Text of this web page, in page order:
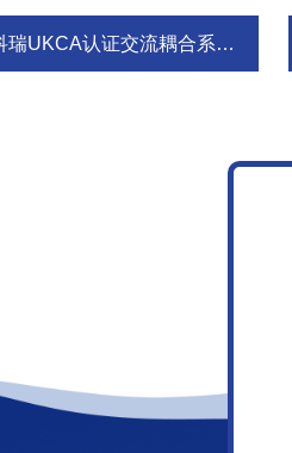
认证交流耦合系统单相计量表